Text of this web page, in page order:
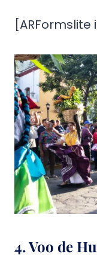
[ARFormslite
4.Voo de